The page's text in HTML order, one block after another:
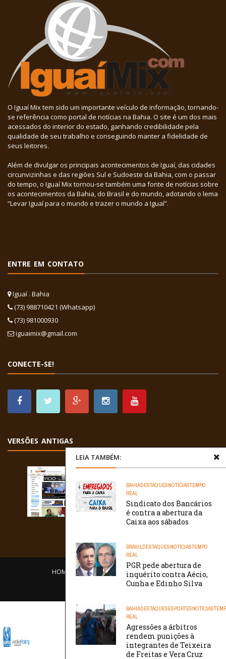
LEIA TAMBÉM:
BAHIADESTAQUESNOTÍCIASTEMPO
REAL
Sindicato dos Bancários
é contra a abertura da
Caixa aos sábados
BRASILDESTAQUESNOTÍCIASTEMPO
REAL
PGR pede abertura de
inquérito contra Aécio,
Cunha e Edinho Silva
BAHIADESTAQUESESPORTESNOTÍCIAS
REAL
Agressões a árbitros
rendem punições à
integrantes de Teixeira
de Freitas e Vera Cruz
O Iguaí Mix tem sido um importante veículo de informação, tornando-
se referência como portal de notícias na Bahia. O site é um dos mais
acessados do interior do estado, ganhando credibilidade pela
qualidade de seu trabalho e conseguindo manter a fidelidade de
seus leitores.
Além de divulgar os principais acontecimentos de Iguaí, das cidades
circunvizinhas e das regiões Sul e Sudoeste da Bahia, com o passar
do tempo, o Iguaí Mix tornou-se também uma fonte de notícias sobre
os acontecimentos da Bahia, do Brasil e do mundo, adotando o lema
“Levar Iguaí para o mundo e trazer o mundo a Iguaí”.
ENTRE EM CONTATO
Iguaí . Bahia
(73) 988710421 (Whatsapp)
(73) 981000930
iguaimix@gmail.com
CONECTE-SE!
VERSÕES ANTIGAS
HOME EQUIPE O PORTAL CONTATO
/// WebtivaHOSTING